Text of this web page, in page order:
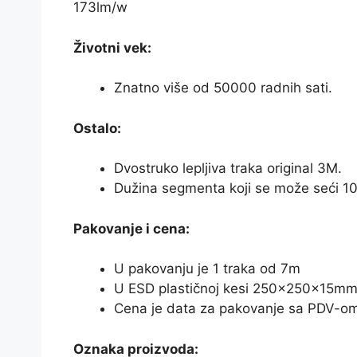
173lm/w
Životni vek:
Znatno više od 50000 radnih sati.
Ostalo:
Dvostruko lepljiva traka original 3M.
Dužina segmenta koji se može seći
Pakovanje i cena:
U pakovanju je 1 traka od 7m
U ESD plastičnoj kesi
Cena je data za pakovanje sa PDV-
Oznaka proizvoda: